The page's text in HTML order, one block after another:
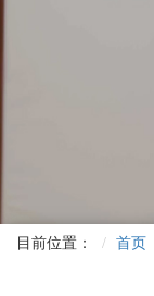
目前位置： 首页